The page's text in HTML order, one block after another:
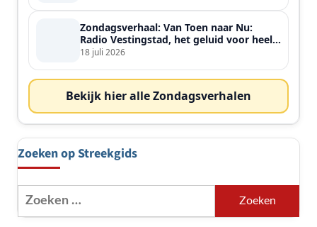
Zondagsverhaal: Van Toen naar Nu:
Radio Vestingstad, het geluid voor heel
de streek
18 juli 2026
Bekijk hier alle Zondagsverhalen
Zoeken op Streekgids
Zoeken
naar: